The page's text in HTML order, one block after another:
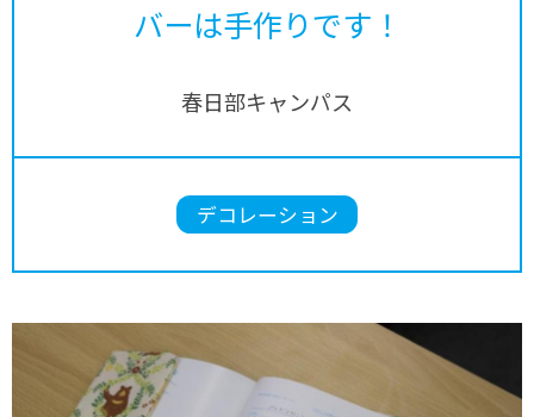
バーは手作りです！
春日部キャンパス
デコレーション